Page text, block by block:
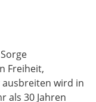
Freiheit,
wird in
als 30 Jahren